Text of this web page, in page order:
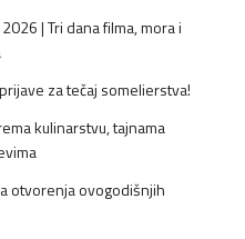
2026 | Tri dana filma, mora i
za tečaj somelierstva!
kulinarstvu, tajnama
otvorenja ovogodišnjih